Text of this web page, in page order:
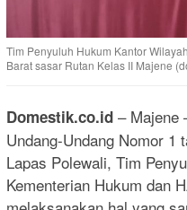
Tim Penyuluh Hukum Kantor
Barat sasar Rutan Kelas II Majene
Domestik.co.id – Majene
Undang-Undang Nomor 1
Lapas Polewali, Tim
Kementerian Hukum dan